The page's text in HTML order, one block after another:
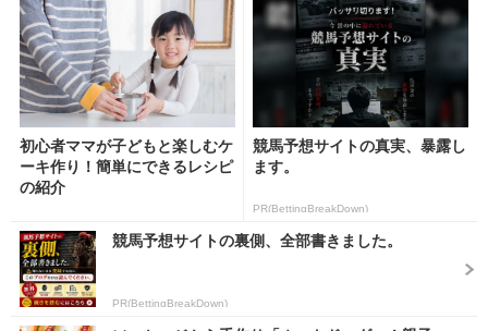
初心者ママが子どもと楽しむケ
ーキ作り！簡単にできるレシピ
の紹介
競馬予想サイトの真実、暴露し
ます。
PR(BettingBreakDown)
競馬予想サイトの裏側、全部書きました。
PR(BettingBreakDown)